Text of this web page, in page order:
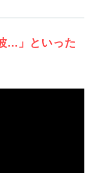
…」といった